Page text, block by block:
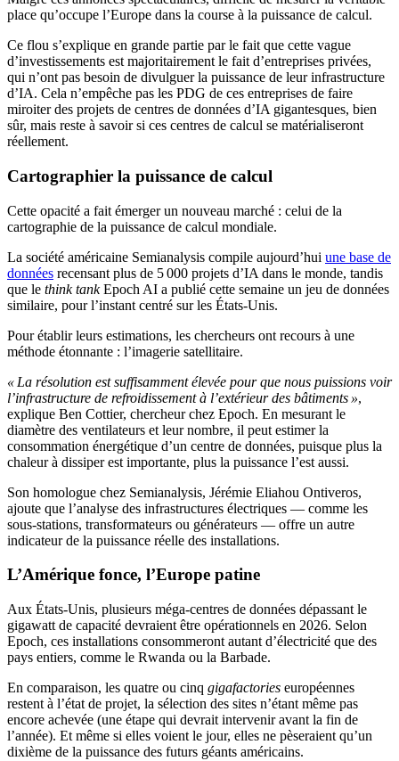
place qu’occupe l’Europe dans la course à la puissance de calcul.
Ce flou s’explique en grande partie par le fait que cette vague
d’investissements est majoritairement le fait d’entreprises privées,
qui n’ont pas besoin de divulguer la puissance de leur infrastructure
d’IA. Cela n’empêche pas les PDG de ces entreprises de faire
miroiter des projets de centres de données d’IA gigantesques, bien
sûr, mais reste à savoir si ces centres de calcul se matérialiseront
réellement.
Cartographier la puissance de calcul
Cette opacité a fait émerger un nouveau marché : celui de la
cartographie de la puissance de calcul mondiale.
La société américaine Semianalysis compile aujourd’hui une base de
données recensant plus de 5 000 projets d’IA dans le monde, tandis
que le think tankEpoch AI a publié cette semaine un jeu de données
similaire, pour l’instant centré sur les États-Unis.
Pour établir leurs estimations, les chercheurs ont recours à une
méthode étonnante : l’imagerie satellitaire.
« La résolution est suffisamment élevée pour que nous puissions voir
l’infrastructure de refroidissement à l’extérieur des bâtiments »,
explique Ben Cottier, chercheur chez Epoch. En mesurant le
diamètre des ventilateurs et leur nombre, il peut estimer la
consommation énergétique d’un centre de données, puisque plus la
chaleur à dissiper est importante, plus la puissance l’est aussi.
Son homologue chez Semianalysis, Jérémie Eliahou Ontiveros,
ajoute que l’analyse des infrastructures électriques — comme les
sous-stations, transformateurs ou générateurs — offre un autre
indicateur de la puissance réelle des installations.
L’Amérique fonce, l’Europe patine
Aux États-Unis, plusieurs méga-centres de données dépassant le
gigawatt de capacité devraient être opérationnels en 2026. Selon
Epoch, ces installations consommeront autant d’électricité que des
pays entiers, comme le Rwanda ou la Barbade.
En comparaison, les quatre ou cinq gigafactories européennes
restent à l’état de projet, la sélection des sites n’étant même pas
encore achevée (une étape qui devrait intervenir avant la fin de
l’année). Et même si elles voient le jour, elles ne pèseraient qu’un
dixième de la puissance des futurs géants américains.